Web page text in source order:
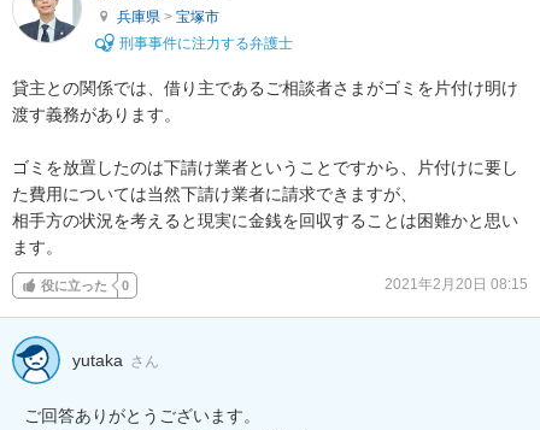
兵庫県 > 宝塚市
刑事事件に注力する弁護士
貸主との関係では、借り主であるご相談者さまがゴミを片付け明け
渡す義務があります。
ゴミを放置したのは下請け業者ということですから、片付けに要し
た費用については当然下請け業者に請求できますが、
相手方の状況を考えると現実に金銭を回収することは困難かと思い
ます。
役に立った 0 2021年2月20日 08:15
yutaka さん
ご回答ありがとうございます。